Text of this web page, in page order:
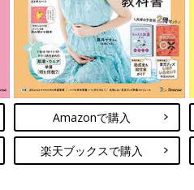
Amazonで購入
楽天ブックスで購入